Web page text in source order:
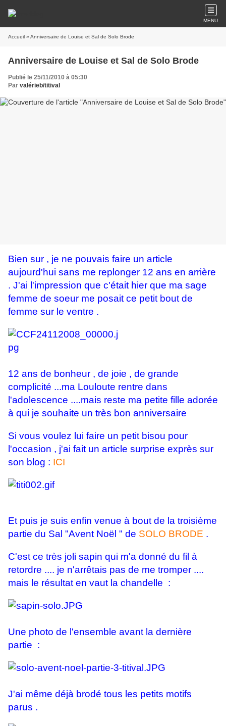
MENU
Accueil » Anniversaire de Louise et Sal de Solo Brode
Anniversaire de Louise et Sal de Solo Brode
Publié le 25/11/2010 à 05:30
Par valérieb/titival
Bien sur , je ne pouvais faire un article
aujourd'hui sans me replonger 12 ans en arrière
. J'ai l'impression que c'était hier que ma sage
femme de soeur me posait ce petit bout de
femme sur le ventre .
12 ans de bonheur , de joie , de grande
complicité ...ma Louloute rentre dans
l'adolescence ....mais reste ma petite fille adorée
à qui je souhaite un très bon anniversaire
Si vous voulez lui faire un petit bisou pour
l'occasion , j'ai fait un article surprise exprès sur
son blog : ICI
Et puis je suis enfin venue à bout de la troisième
partie du Sal "Avent Noël " de SOLO BRODE .
C'est ce très joli sapin qui m'a donné du fil à
retordre .... je n'arrêtais pas de me tromper ....
mais le résultat en vaut la chandelle :
Une photo de l'ensemble avant la dernière
partie :
J'ai même déjà brodé tous les petits motifs
parus .